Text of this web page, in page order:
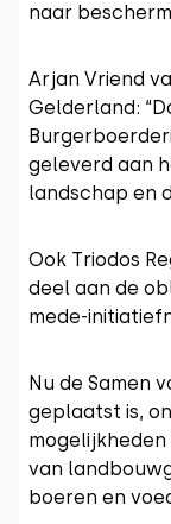
naar
Arjan Vriend
Gelderland:
geleverd aan
landschap en
Ook Triodos
deel aan de
mede-
Nu de Samen
geplaatst is,
van
boeren en